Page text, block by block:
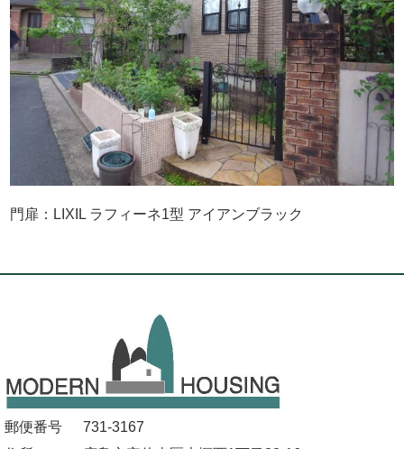
門扉：LIXIL ラフィーネ1型 アイアンブラック
郵便番号
731-3167